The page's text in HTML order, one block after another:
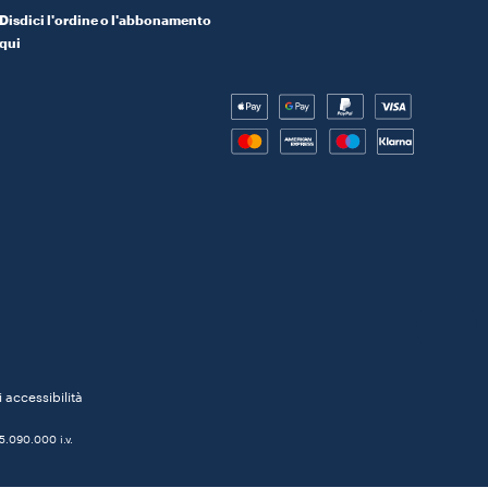
l'ordine o l'abbonamento
accessibilità
i.v.